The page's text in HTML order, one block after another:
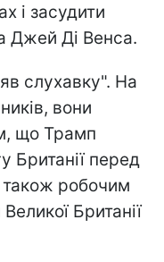
і засудити
Джей Ді Венса.
слухавку". На
вони
що Трамп
Британії перед
робочим
Британії